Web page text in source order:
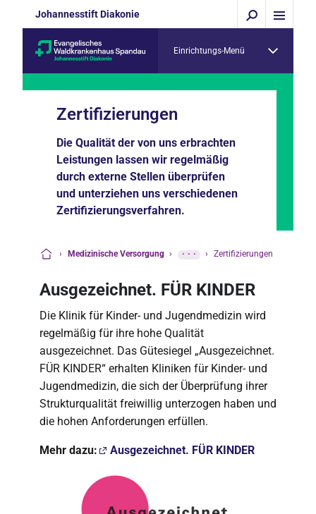
Johannesstift Diakonie
Einrichtungs-Menü
Zertifizierungen
Die Qualität der von uns erbrachten
Leistungen lassen wir regelmäßig
durch externe Stellen überprüfen
und unterziehen uns verschiedenen
Zertifizierungsverfahren.
› Medizinische Versorgung › ··· › Zertifizierungen
Ausgezeichnet. FÜR KINDER
Die Klinik für Kinder- und Jugendmedizin wird
regelmäßig für ihre hohe Qualität
ausgezeichnet. Das Gütesiegel „Ausgezeichnet.
FÜR KINDER“ erhalten Kliniken für Kinder- und
Jugendmedizin, die sich der Überprüfung ihrer
Strukturqualität freiwillig unterzogen haben und
die hohen Anforderungen erfüllen.
Mehr dazu: Ausgezeichnet. FÜR KINDER